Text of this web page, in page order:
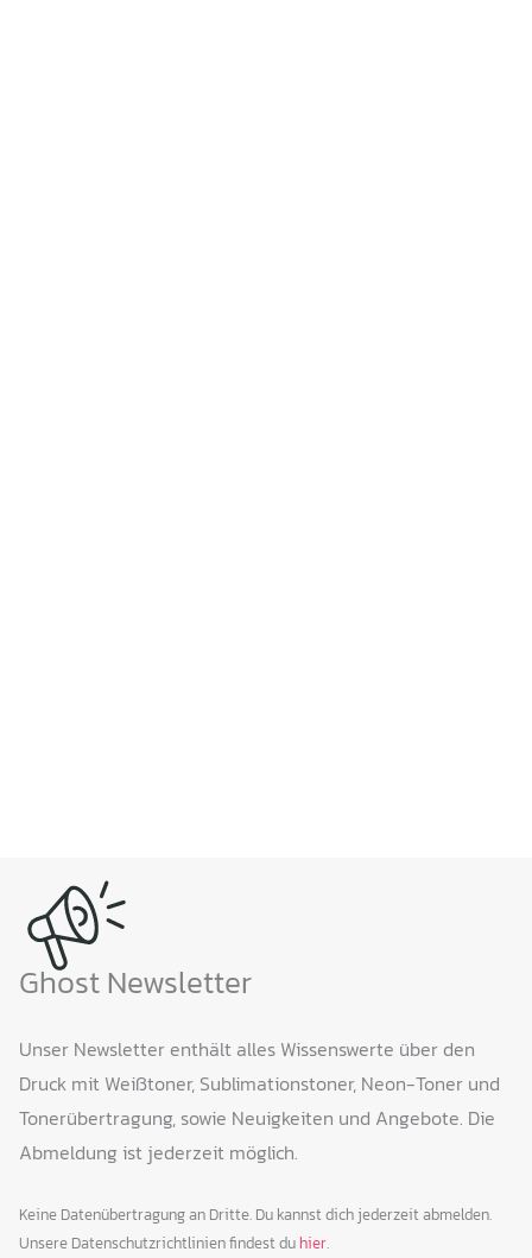
Ghost Newsletter
Unser Newsletter enthält alles Wissenswerte über den
Druck mit Weißtoner, Sublimationstoner, Neon-Toner und
Tonerübertragung, sowie Neuigkeiten und Angebote. Die
Abmeldung ist jederzeit möglich.
Keine Datenübertragung an Dritte. Du kannst dich jederzeit abmelden.
Unsere Datenschutzrichtlinien findest du hier.